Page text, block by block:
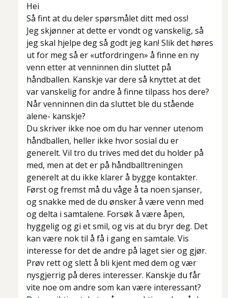
Hei
Så fint at du deler spørsmålet ditt med oss!
Jeg skjønner at dette er vondt og vanskelig, så
jeg skal hjelpe deg så godt jeg kan! Slik det høres
ut for meg så er «utfordringen» å finne en ny
venn etter at venninnen din sluttet på
håndballen. Kanskje var dere så knyttet at det
var vanskelig for andre å finne tilpass hos dere?
Når venninnen din da sluttet ble du stående
alene- kanskje?
Du skriver ikke noe om du har venner utenom
håndballen, heller ikke hvor sosial du er
generelt. Vil tro du trives med det du holder på
med, men at det er på håndballtreningen
generelt at du ikke klarer å bygge kontakter.
Først og fremst må du våge å ta noen sjanser,
og snakke med de du ønsker å være venn med
og delta i samtalene. Forsøk å være åpen,
hyggelig og gi et smil, og vis at du bryr deg. Det
kan være nok til å få i gang en samtale. Vis
interesse for det de andre på laget sier og gjør.
Prøv rett og slett å bli kjent med dem og vær
nysgjerrig på deres interesser. Kanskje du får
vite noe om andre som kan være interessant?